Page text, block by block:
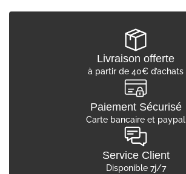
Livraison offerte
à partir de 40€ d’achats
Paiement Sécurisé
Carte bancaire et paypal
Service Client
Disponible 7j/7